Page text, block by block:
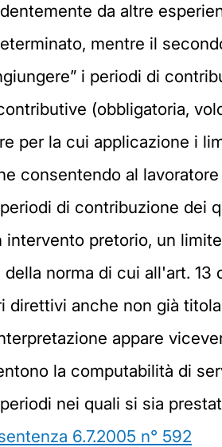
da altre
mentre il
i periodi di
(obbligatoria,
per la cui applicazione i
consentendo al
di contribuzione dei
pretorio, un
norma di cui all'art. 13
direttivi anche non già
appare
la computabilità di
nei quali si sia
6.7.2005 n° 592